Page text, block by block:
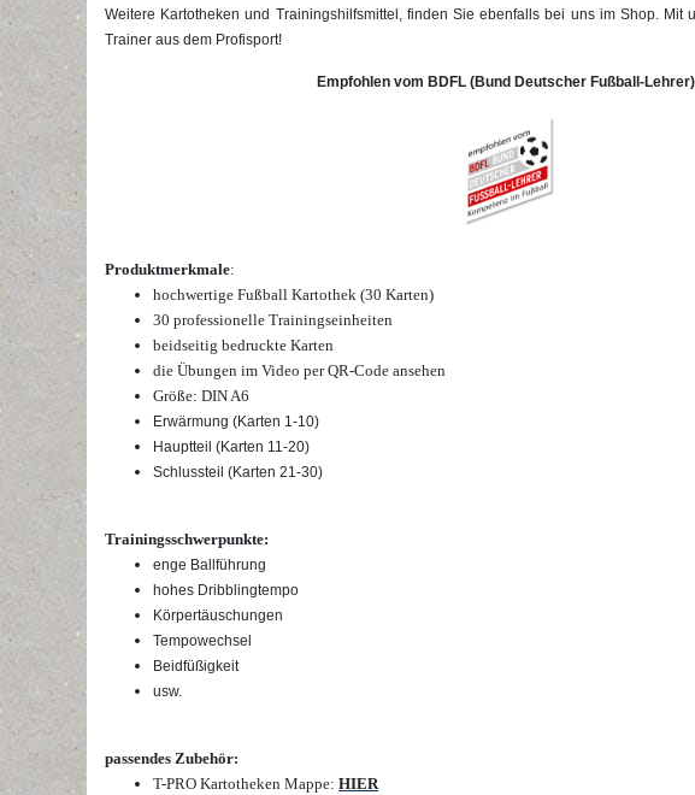
Weitere Kartotheken und Trainingshilfsmittel, finden Sie ebenfalls bei uns im Shop. Mit
Trainer aus dem Profisport!
Empfohlen vom BDFL (Bund Deutscher Fußball-
Produktmerkmale:
hochwertige Fußball Kartothek (30 Karten)
30 professionelle Trainingseinheiten
beidseitig bedruckte Karten
die Übungen im Video per QR-Code ansehen
Größe: DIN A6
Erwärmung (Karten 1-10)
Hauptteil (Karten 11-20)
Schlussteil (Karten 21-30)
Trainingsschwerpunkte:
enge Ballführung
hohes Dribblingtempo
Körpertäuschungen
Tempowechsel
Beidfüßigkeit
usw.
passendes Zubehör:
T-PRO Kartotheken Mappe: HIER